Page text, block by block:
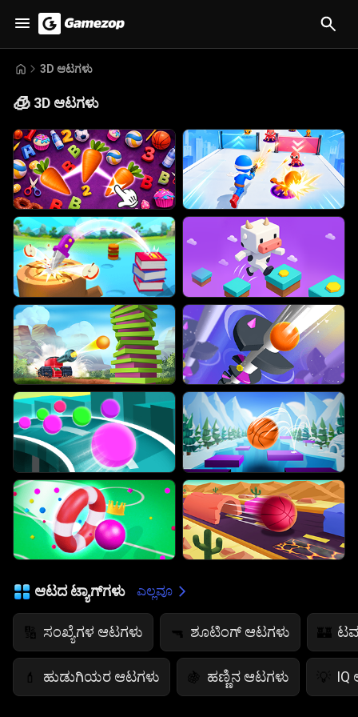
3D ಆಟಗಳು
🧊 3D ಆಟಗಳು
ಆಟದ ಟ್ಯಾಗ್‌ಗಳು ಎಲ್ಲವೂ
🔢 ಸಂಖ್ಯೆಗಳ ಆಟಗಳು 🔫 ಶೂಟಿಂಗ್ ಆಟಗಳು 🏰
💄 ಹುಡುಗಿಯರ ಆಟಗಳು 🍇 ಹಣ್ಣಿನ ಆಟಗಳು 💡 IQ